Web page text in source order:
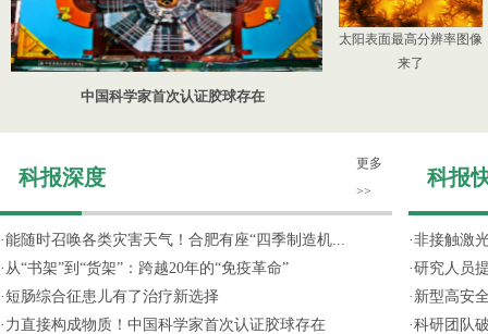
中国科学家首次认证胶球存在
太阳表面最高分辨率图像
来了
科报深度
更多
>>
·能随时召唤各类灾害天气！合肥有座“四季制造机...
· 从“书架”到“货架”：跨越20年的“免疫革命”
· 短肠综合征患儿有了治疗新选择
· 力直接构成物质！中国科学家首次认证胶球存在
科报
·非接触激
·研究人员
· 新型高安
·科研团队